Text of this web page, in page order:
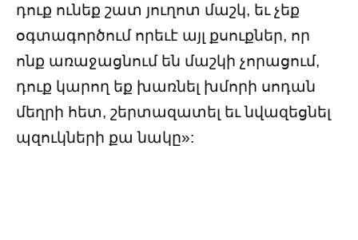
դուք ունեք շատ յուղոտ մաշկ, եւ չեք
օգտագործում որեւէ այլ քսուքներ, որ
ոնք առաջացնում են մաշկի չորացում,
դուք կարող եք խառնել խմորի սոդան
մեղրի հետ, շերտազատել եւ նվազեցնել
պզուկների քա նակը»: